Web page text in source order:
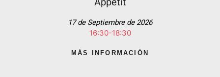
17 de Septiembre de 2026
16:30-18:30
MÁS INFORMACIÓN